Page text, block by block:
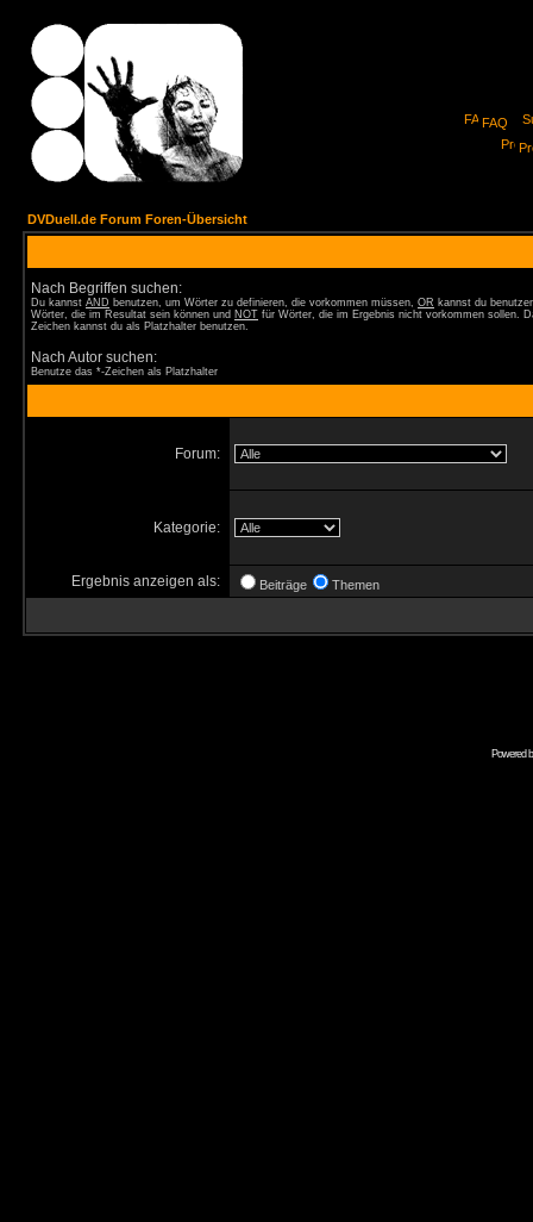
FAQ
DVDuell.de Forum Foren-Übersicht
Nach Begriffen suchen:
Du kannst AND benutzen, um Wörter zu definieren, die vorkommen müssen, OR kannst du
Wörter, die im Resultat sein können und NOT für Wörter, die im Ergebnis nicht vorkommen sollen.
Zeichen kannst du als Platzhalter benutzen.
Nach Autor suchen:
Benutze das *-Zeichen als Platzhalter
Forum:
Kategorie:
Ergebnis anzeigen als: Beiträge Themen
Powered